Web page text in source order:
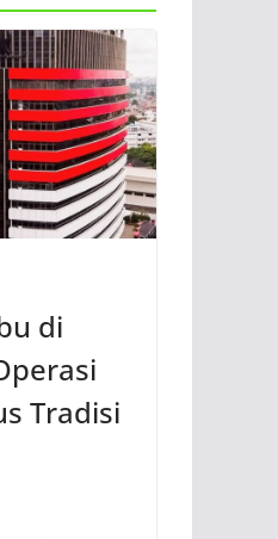
di
Tradisi